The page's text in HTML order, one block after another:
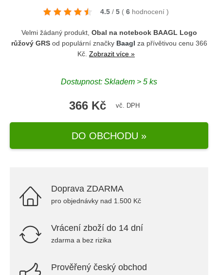
4.5 / 5 ( 6 hodnocení )
Velmi žádaný produkt, Obal na notebook BAAGL Logo
růžový GRSod populární značky Baagl za přívětivou cenu 366
Kč. Zobrazit více »
Dostupnost: Skladem > 5 ks
366 Kč vč. DPH
DO OBCHODU »
Doprava ZDARMA
pro objednávky nad 1.500 Kč
Vrácení zboží do 14 dní
zdarma a bez rizika
Prověřený český obchod